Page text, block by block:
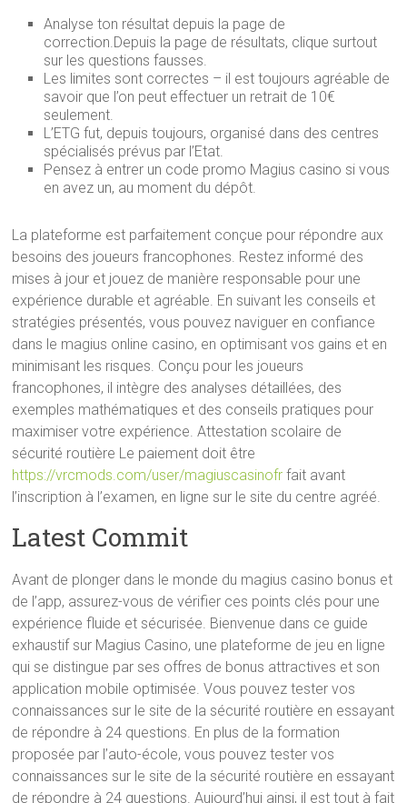
Analyse ton résultat depuis la page de
correction.Depuis la page de résultats, clique surtout
sur les questions fausses.
Les limites sont correctes – il est toujours agréable de
savoir que l’on peut effectuer un retrait de 10€
seulement.
L’ETG fut, depuis toujours, organisé dans des centres
spécialisés prévus par l’Etat.
Pensez à entrer un code promo Magius casino si vous
en avez un, au moment du dépôt.
La plateforme est parfaitement conçue pour répondre aux
besoins des joueurs francophones. Restez informé des
mises à jour et jouez de manière responsable pour une
expérience durable et agréable. En suivant les conseils et
stratégies présentés, vous pouvez naviguer en confiance
dans le magius online casino, en optimisant vos gains et en
minimisant les risques. Conçu pour les joueurs
francophones, il intègre des analyses détaillées, des
exemples mathématiques et des conseils pratiques pour
maximiser votre expérience. Attestation scolaire de
sécurité routière Le paiement doit être
https://vrcmods.com/user/magiuscasinofr fait avant
l’inscription à l’examen, en ligne sur le site du centre agréé.
Latest Commit
Avant de plonger dans le monde du magius casino bonus et
de l’app, assurez-vous de vérifier ces points clés pour une
expérience fluide et sécurisée. Bienvenue dans ce guide
exhaustif sur Magius Casino, une plateforme de jeu en ligne
qui se distingue par ses offres de bonus attractives et son
application mobile optimisée. Vous pouvez tester vos
connaissances sur le site de la sécurité routière en essayant
de répondre à 24 questions. En plus de la formation
proposée par l’auto-école, vous pouvez tester vos
connaissances sur le site de la sécurité routière en essayant
de répondre à 24 questions. Aujourd’hui ainsi, il est tout à fait